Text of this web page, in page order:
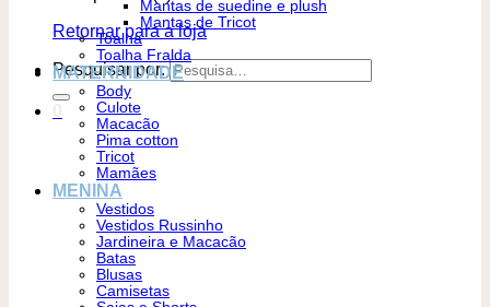
Retornar para a loja
Pesquisar por:
Mantas de suedine e plush
Mantas de Tricot
Toalha
Toalha Fralda
MATERNIDADE
Body
Culote
Macacão
Pima cotton
Tricot
Mamães
MENINA
Vestidos
Vestidos Russinho
Jardineira e Macacão
Batas
Blusas
Camisetas